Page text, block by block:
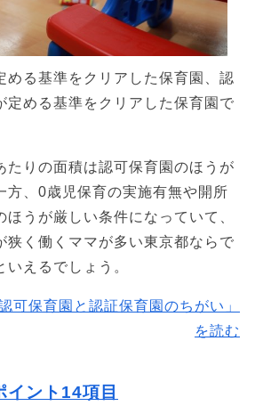
める基準をクリアした保育園、認
定める基準をクリアした保育園で
たりの面積は認可保育園のほうが
方、0歳児保育の実施有無や開所
ほうが厳しい条件になっていて、
狭く働くママが多い東京都ならで
えるでしょう。
可保育園と認証保育園のちがい」
を読む
イント14項目